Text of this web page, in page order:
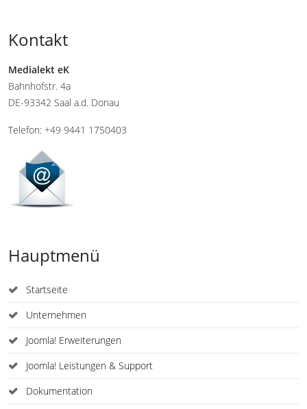
Kontakt
Medialekt eK
Bahnhofstr. 4a
DE-93342 Saal a.d. Donau
Telefon: +49 9441 1750403
Hauptmenü
Startseite
Unternehmen
Joomla! Erweiterungen
Joomla! Leistungen & Support
Dokumentation